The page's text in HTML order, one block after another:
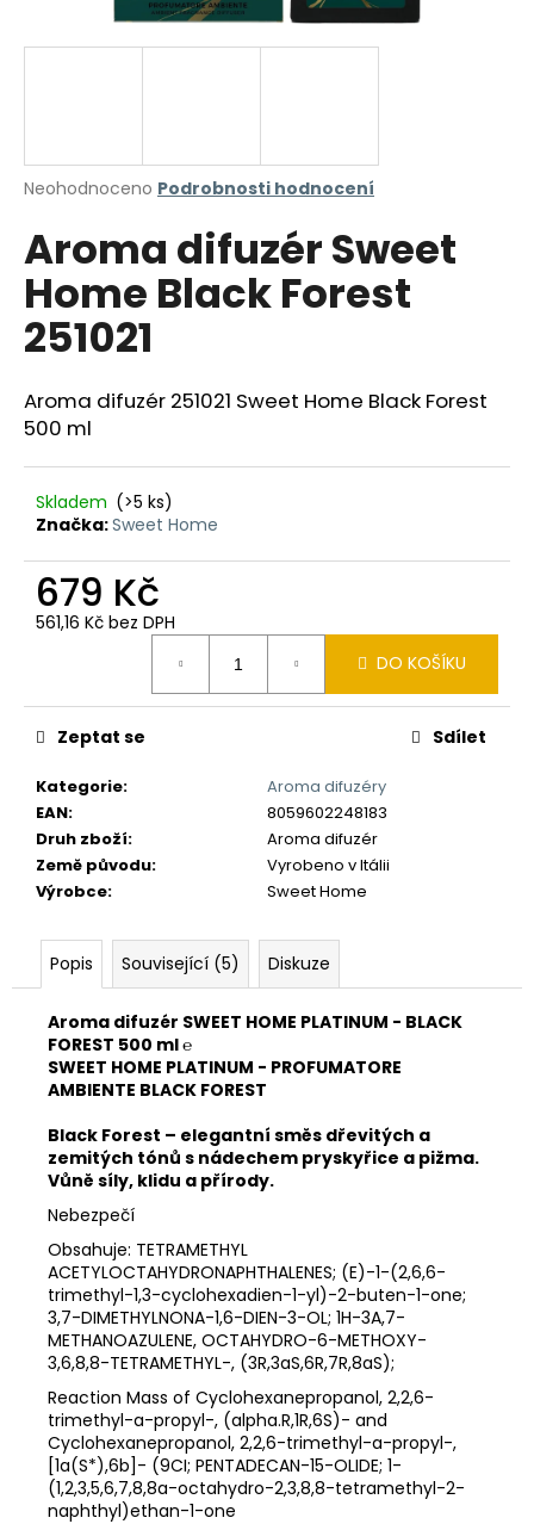
Průměrné
produktu
je
0,0
5
hvězdiček.
Neohodnoceno Podrobnosti hodnocení
Aroma difuzér Sweet
Home Black Forest
251021
Aroma difuzér 251021 Sweet Home Black Forest
500 ml
Skladem (>5 ks)
Značka:Sweet Home
679 Kč
561,16 Kč bez DPH
DO KOŠÍKU
Kategorie:
Aroma difuzéry
EAN:
8059602248183
Druh zboží:
Aroma difuzér
Země původu:
Vyrobeno v Itálii
Výrobce: Sweet Home
Zeptat se Sdílet
Popis Související (5) Diskuze
Aroma difuzér SWEET HOME PLATINUM - BLACK
FOREST 500 ml ℮
SWEET HOME PLATINUM - PROFUMATORE
AMBIENTE BLACK FOREST
Black Forest – elegantní směs dřevitých a
zemitých tónů s nádechem pryskyřice a pižma.
Vůně síly, klidu a přírody.
Nebezpečí
Obsahuje: TETRAMETHYL
ACETYLOCTAHYDRONAPHTHALENES; (E)-1-(2,6,6-
trimethyl-1,3-cyclohexadien-1-yl)-2-buten-1-one;
3,7-DIMETHYLNONA-1,6-DIEN-3-OL; 1H-3A,7-
METHANOAZULENE, OCTAHYDRO-6-METHOXY-
3,6,8,8-TETRAMETHYL-, (3R,3aS,6R,7R,8aS);
Reaction Mass of Cyclohexanepropanol, 2,2,6-
trimethyl-a-propyl-, (alpha.R,1R,6S)- and
Cyclohexanepropanol, 2,2,6-trimethyl-a-propyl-,
[1a(S*),6b]- (9CI; PENTADECAN-15-OLIDE; 1-
(1,2,3,5,6,7,8,8a-octahydro-2,3,8,8-tetramethyl-2-
naphthyl)ethan-1-one
j
?
HLEDAT
o
p
o
u
č
u
e